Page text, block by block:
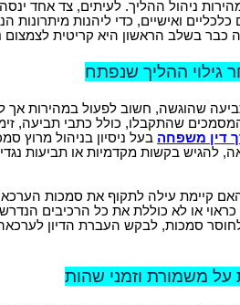
ניהול ההליך. לעיתים, צד אחד ינסה
כלכליים ואישיים, כדי ליהנות מיתרונות
בשלב הראשון היא קריטית לצמצום
גילוי ההליך שנפתח
שהוגשה, חשוב לפעול במהירות אך
שהתקבלו, כולל כתבי תביעה,
דין משפחה בעל ניסיון בניהול מרוץ
להגיש בקשות מקדמיות או תביעות
קיימת עילה לתקוף את סמכות
או לא כוללת את כל הרכיבים
לחוסר סמכות, לבקש העברת הדיון
משמורת וזמני שהות